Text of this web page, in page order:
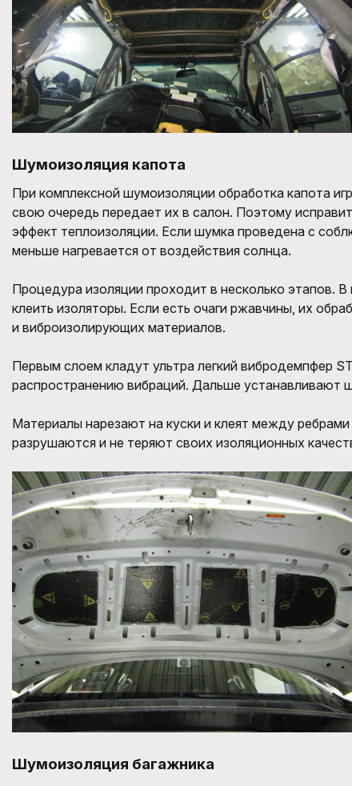
Шумоизоляция капота
При комплексной шумоизоляции обработка капота
свою очередь передает их в салон. Поэтому
эффект теплоизоляции. Если шумка проведена с
меньше нагревается от воздействия солнца.
Процедура изоляции проходит в несколько этапов.
клеить изоляторы. Если есть очаги ржавчины, их
и виброизолирующих материалов.
Первым слоем кладут ультра легкий вибродемпфер
распространению вибраций. Дальше устанавливают
Материалы нарезают на куски и клеят между
разрушаются и не теряют своих изоляционных
Шумоизоляция багажника